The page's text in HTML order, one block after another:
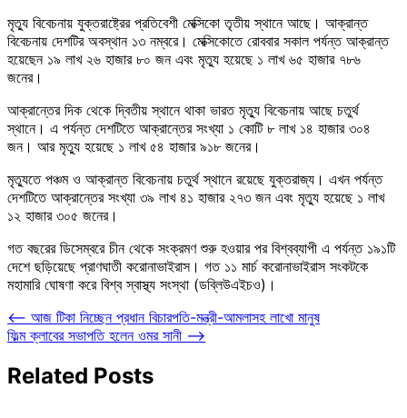
মৃত্যু বিবেচনায় যুক্তরাষ্ট্রের প্রতিবেশী মেক্সিকো তৃতীয় স্থানে আছে। আক্রান্ত
বিবেচনায় দেশটির অবস্থান ১৩ নম্বরে। মেক্সিকোতে রোববার সকাল পর্যন্ত আক্রান্ত
হয়েছেন ১৯ লাখ ২৬ হাজার ৮০ জন এবং মৃত্যু হয়েছে ১ লাখ ৬৫ হাজার ৭৮৬
জনের।
আক্রান্তের দিক থেকে দ্বিতীয় স্থানে থাকা ভারত মৃত্যু বিবেচনায় আছে চতুর্থ
স্থানে। এ পর্যন্ত দেশটিতে আক্রান্তের সংখ্যা ১ কোটি ৮ লাখ ১৪ হাজার ৩০৪
জন। আর মৃত্যু হয়েছে ১ লাখ ৫৪ হাজার ৯১৮ জনের।
মৃত্যুতে পঞ্চম ও আক্রান্ত বিবেচনায় চতুর্থ স্থানে রয়েছে যুক্তরাজ্য। এখন পর্যন্ত
দেশটিতে আক্রান্তের সংখ্যা ৩৯ লাখ ৪১ হাজার ২৭৩ জন এবং মৃত্যু হয়েছে ১ লাখ
১২ হাজার ৩০৫ জনের।
গত বছরের ডিসেম্বরে চীন থেকে সংক্রমণ শুরু হওয়ার পর বিশ্বব্যাপী এ পর্যন্ত ১৯১টি
দেশে ছড়িয়েছে প্রাণঘাতী করোনাভাইরাস। গত ১১ মার্চ করোনাভাইরাস সংকটকে
মহামারি ঘোষণা করে বিশ্ব স্বাস্থ্য সংস্থা (ডব্লিউএইচও)।
Post
navigation
⟵ আজ টিকা নিচ্ছেন প্রধান বিচারপতি-মন্ত্রী-আমলাসহ লাখো মানুষ
ফিল্ম ক্লাবের সভাপতি হলেন ওমর সানী ⟶
Related Posts